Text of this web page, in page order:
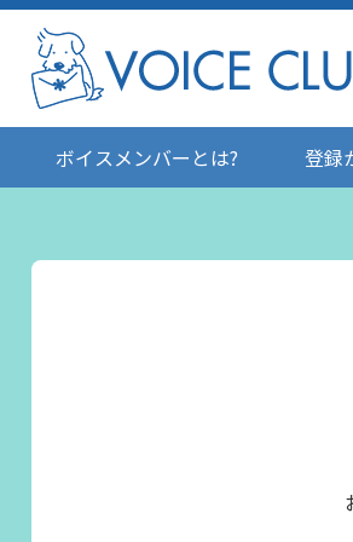
ボイスメンバーとは? 登録